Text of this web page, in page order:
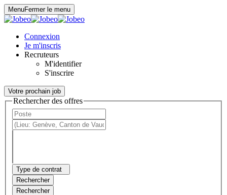
MenuFermer le menu
Connexion
Je m'inscris
Recruteurs
M'identifier
S'inscrire
Votre prochain job
Rechercher des offres
Type de contrat
Rechercher
Rechercher
Panneau de gestion des cookies